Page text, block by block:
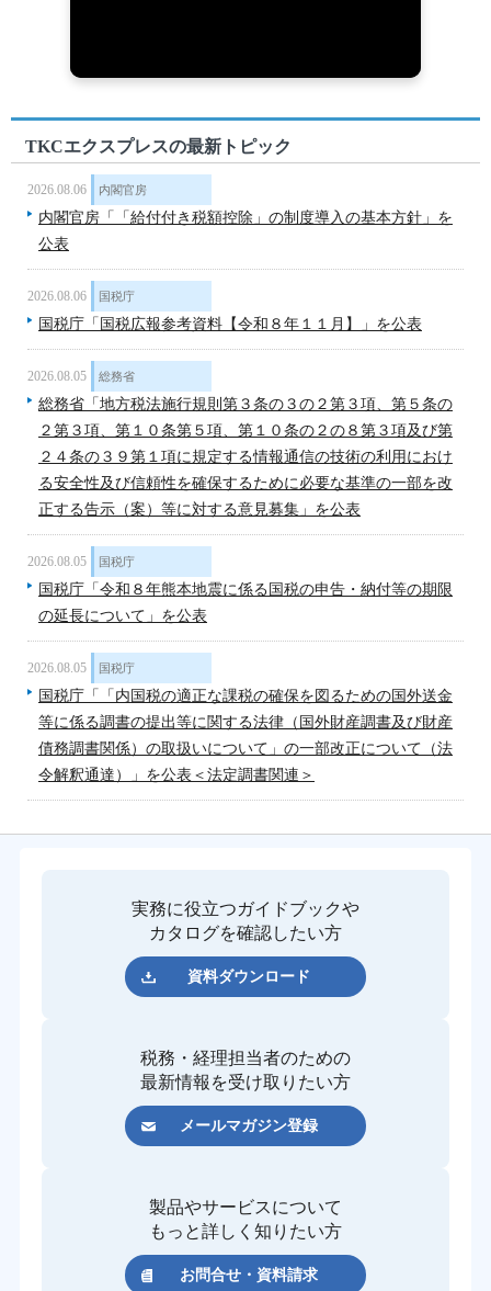
TKCエクスプレスの最新トピック
2026.08.06 内閣官房
内閣官房「「給付付き税額控除」の制度導入の基本方針」を
公表
2026.08.06 国税庁
国税庁「国税広報参考資料【令和８年１１月】」を公表
2026.08.05 総務省
総務省「地方税法施行規則第３条の３の２第３項、第５条の
２第３項、第１０条第５項、第１０条の２の８第３項及び第
２４条の３９第１項に規定する情報通信の技術の利用におけ
る安全性及び信頼性を確保するために必要な基準の一部を改
正する告示（案）等に対する意見募集」を公表
2026.08.05 国税庁
国税庁「令和８年熊本地震に係る国税の申告・納付等の期限
の延長について」を公表
2026.08.05 国税庁
国税庁「「内国税の適正な課税の確保を図るための国外送金
等に係る調書の提出等に関する法律（国外財産調書及び財産
債務調書関係）の取扱いについて」の一部改正について（法
令解釈通達）」を公表＜法定調書関連＞
実務に役立つガイドブックや
カタログを確認したい方
資料ダウンロード
税務・経理担当者のための
最新情報を受け取りたい方
メールマガジン登録
製品やサービスについて
もっと詳しく知りたい方
お問合せ・資料請求